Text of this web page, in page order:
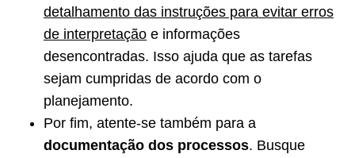
detalhamento das instruções para evitar erros
de interpretação e informações
desencontradas. Isso ajuda que as tarefas
sejam cumpridas de acordo com o
planejamento.
Por fim, atente-se também para a
documentação dos processos. Busque